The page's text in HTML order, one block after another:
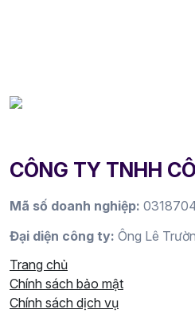
CÔNG TY TNHH
Mã số doanh nghiệp:
Đại diện công ty: Ông Lê
Trang chủ
Chính sách bảo mật
Chính sách dịch vụ